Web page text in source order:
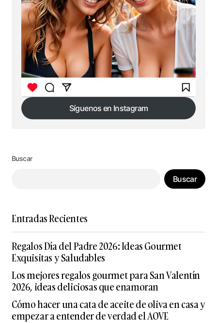
Síguenos en Instagram
Síguenos en Instagram
Buscar
Buscar
Entradas Recientes
Regalos Día del Padre 2026: Ideas Gourmet
Exquisitas y Saludables
Los mejores regalos gourmet para San Valentín
2026, ideas deliciosas que enamoran
Cómo hacer una cata de aceite de oliva en casa y
empezar a entender de verdad el AOVE